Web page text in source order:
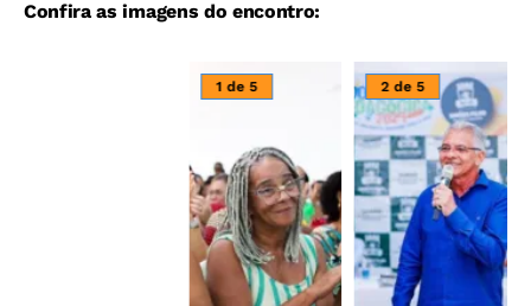
Confira as imagens do encontro:
1 de 5 2 de 5